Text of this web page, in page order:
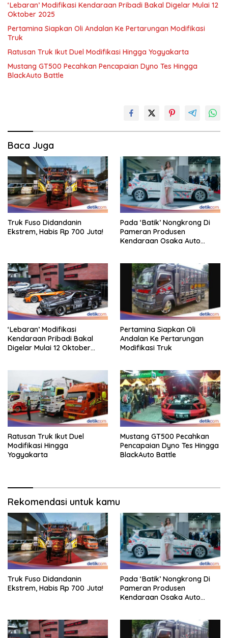
‘Lebaran’ Modifikasi Kendaraan Pribadi Bakal Digelar Mulai 12
Oktober 2025
Pertamina Siapkan Oli Andalan Ke Pertarungan Modifikasi
Truk
Ratusan Truk Ikut Duel Modifikasi Hingga Yogyakarta
Mustang GT500 Pecahkan Pencapaian Dyno Tes Hingga
BlackAuto Battle
Baca Juga
Truk Fuso Didandanin
Ekstrem, Habis Rp 700 Juta!
Pada ‘Batik’ Nongkrong Di
Pameran Produsen
Kendaraan Osaka Auto
‘Lebaran’ Modifikasi
Kendaraan Pribadi Bakal
Digelar Mulai 12 Oktober
Pertamina Siapkan Oli
Andalan Ke Pertarungan
Modifikasi Truk
Ratusan Truk Ikut Duel
Modifikasi Hingga
Yogyakarta
Mustang GT500 Pecahkan
Pencapaian Dyno Tes Hingga
BlackAuto Battle
Rekomendasi untuk kamu
Truk Fuso Didandanin
Ekstrem, Habis Rp 700 Juta!
Pada ‘Batik’ Nongkrong Di
Pameran Produsen
Kendaraan Osaka Auto